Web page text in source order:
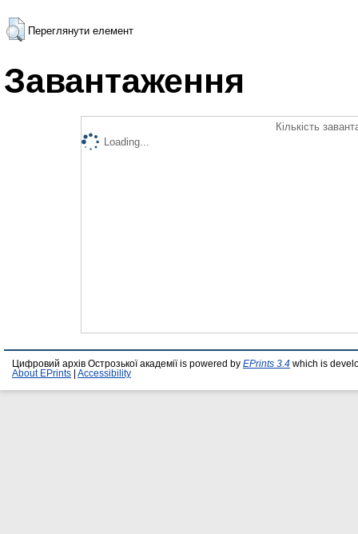
Переглянути елемент
Завантаження
Кількість
Loading...
Цифровий архів Острозької академії is powered by EPrints 3.4 which is
About EPrints
Accessibility